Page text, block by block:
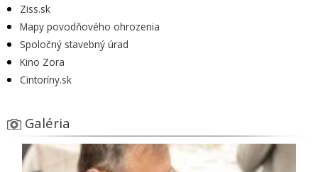
Ziss.sk
Mapy povodňového ohrozenia
Spoločný stavebný úrad
Kino Zora
Cintoríny.sk
Galéria